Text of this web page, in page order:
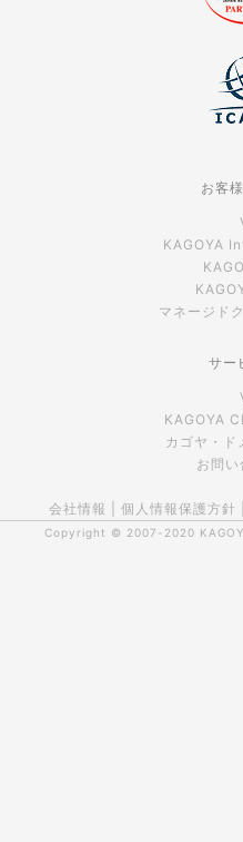
お客
KAGOYA
マネージド
サー
KAGOYA
カゴヤ・ド
お問い
会社情報 個人情報保護方針
Copyright © 2007-2020